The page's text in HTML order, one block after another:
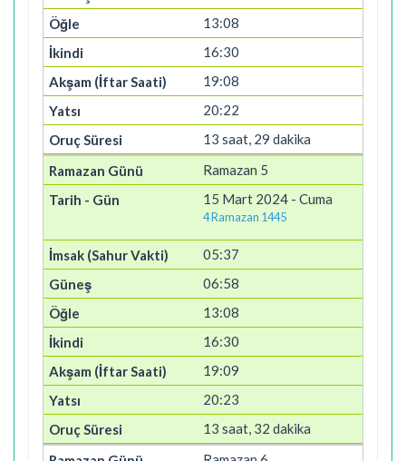
13:08
16:30
19:08
20:22
13 saat, 29 dakika
Ramazan 5
15 Mart 2024 - Cuma
4 Ramazan 1445
05:37
06:58
13:08
16:30
19:09
20:23
13 saat, 32 dakika